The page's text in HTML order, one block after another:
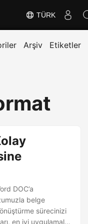
TÜRK
Arşiv Etiketler
DOC’a
belge
sürecinizi
en iyi uygulamaları